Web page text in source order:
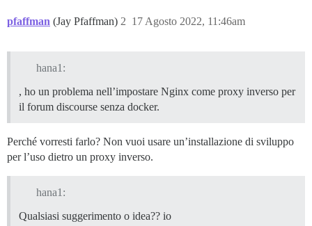
pfaffman (Jay Pfaffman) 17 Agosto 2022, 11:46am
2
hana1:
, ho un problema nell’impostare Nginx come proxy inverso per
il forum discourse senza docker.
Perché vorresti farlo? Non vuoi usare un’installazione di sviluppo
per l’uso dietro un proxy inverso.
hana1:
Qualsiasi suggerimento o idea?? io